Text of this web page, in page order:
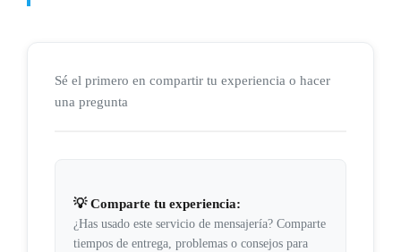
Sé el primero en compartir tu experiencia o hacer
una pregunta
💡 Comparte tu experiencia:
¿Has usado este servicio de mensajería? Comparte
tiempos de entrega, problemas o consejos para